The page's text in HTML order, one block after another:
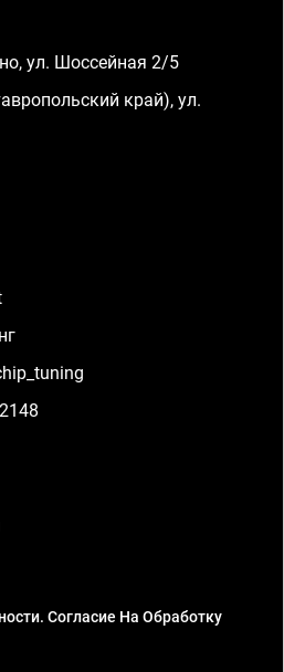
ул. Шоссейная 2/5
край), ул.
Согласие На Обработку